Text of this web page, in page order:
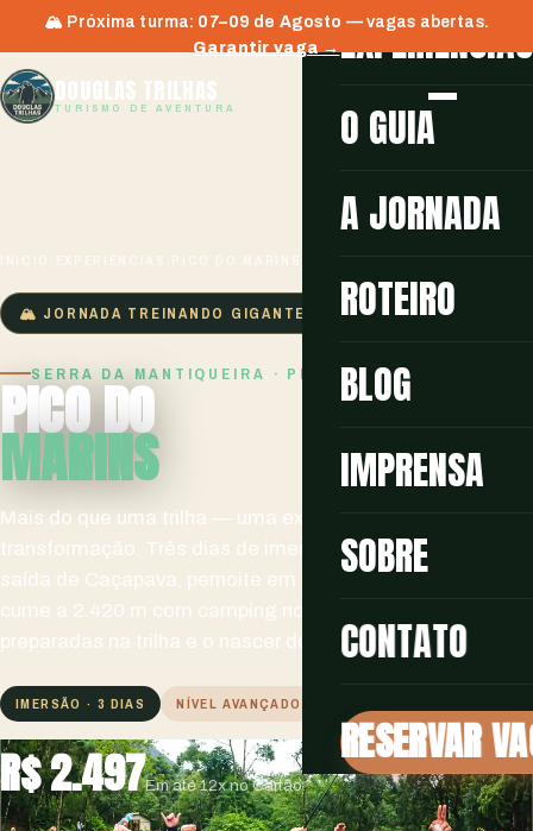
🏔️ Próxima turma: 07–09 de Agosto — vagas abertas.
Garantir vaga →
DOUGLAS TRILHAS
TURISMO DE AVENTURA
EXPERIÊNCIAS
O GUIA
A JORNADA
ROTEIRO
BLOG
IMPRENSA
SOBRE
CONTATO
RESERVAR
🏔️ JORNADA TREINANDO GIGANTES
SERRA DA MANTIQUEIRA · PIQUETE/SP
PICO DO
MARINS
Mais do que uma trilha — uma experiência de
transformação. Três dias de imersão real na montanha:
saída de Caçapava, pernoite em pousada, subida ao
cume a 2.420 m com camping no topo, refeições
preparadas na trilha e o nascer do sol que poucos veem.
IMERSÃO · 3 DIAS NÍVEL AVANÇADO
R$ 2.497Em até 12x no Cartão.